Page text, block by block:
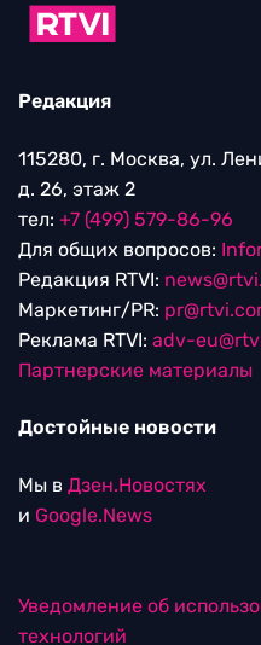
Редакция
115280, г. Москва, ул.
д. 26, этаж 2
тел: +7 (499) 579-86-96
Для общих вопросов:
Редакция RTVI:
Маркетинг/PR:
Реклама RTVI: adv-
Партнерские материалы
Достойные новости
Мы в Дзен.Новостях
и Google.News
Уведомление об
технологий